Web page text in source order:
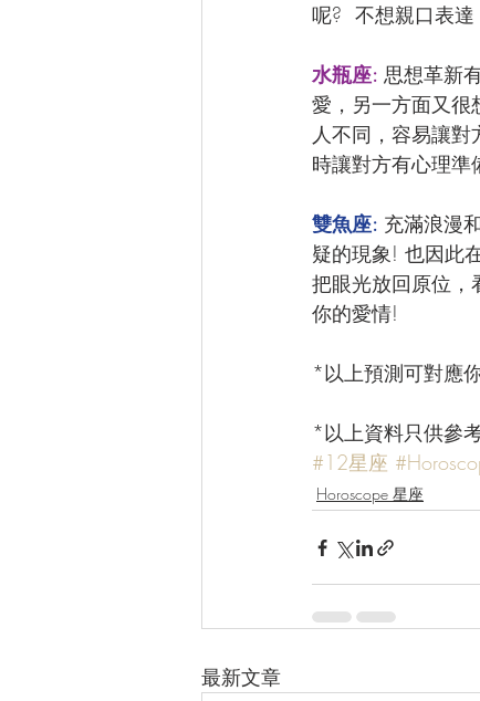
呢?  不想親口表
水瓶座: 思想革新
愛，另一方面又很
人不同，容易讓
時讓對方有心理準
雙魚座: 充滿浪漫
疑的現象! 也因此
把眼光放回原位，
你的愛情!
*以上預測可對應
*以上資料只供參
#12星座
Horoscope 星座
最新文章